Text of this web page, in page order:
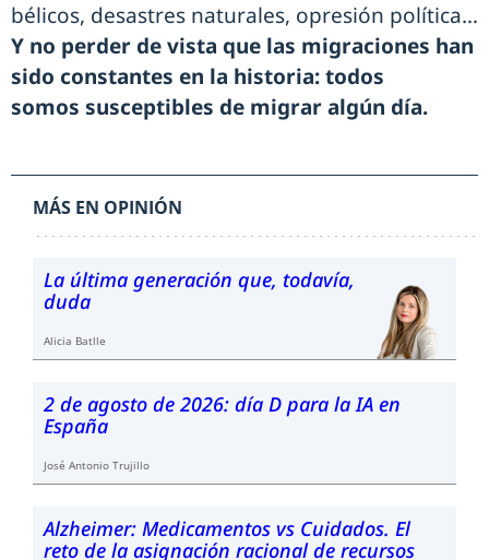
bélicos, desastres naturales, opresión política…
Y no perder de vista que las migraciones han
sido constantes en la historia: todos
somos susceptibles de migrar algún día.
MÁS EN OPINIÓN
La última generación que, todavía,
duda
Alicia Batlle
2 de agosto de 2026: día D para la IA en
España
José Antonio Trujillo
Alzheimer: Medicamentos vs Cuidados. El
reto de la asignación racional de recursos